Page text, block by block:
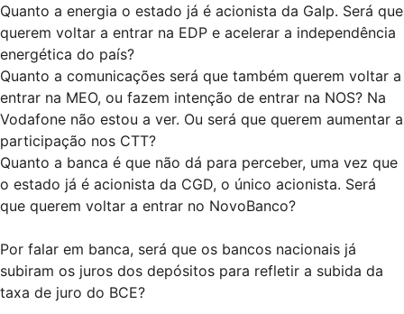
Quanto a energia o estado já é acionista da Galp. Será que
querem voltar a entrar na EDP e acelerar a independência
energética do país?
Quanto a comunicações será que também querem voltar a
entrar na MEO, ou fazem intenção de entrar na NOS? Na
Vodafone não estou a ver. Ou será que querem aumentar a
participação nos CTT?
Quanto a banca é que não dá para perceber, uma vez que
o estado já é acionista da CGD, o único acionista. Será
que querem voltar a entrar no NovoBanco?
Por falar em banca, será que os bancos nacionais já
subiram os juros dos depósitos para refletir a subida da
taxa de juro do BCE?